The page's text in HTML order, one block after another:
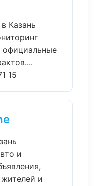
Казань
15
и
и